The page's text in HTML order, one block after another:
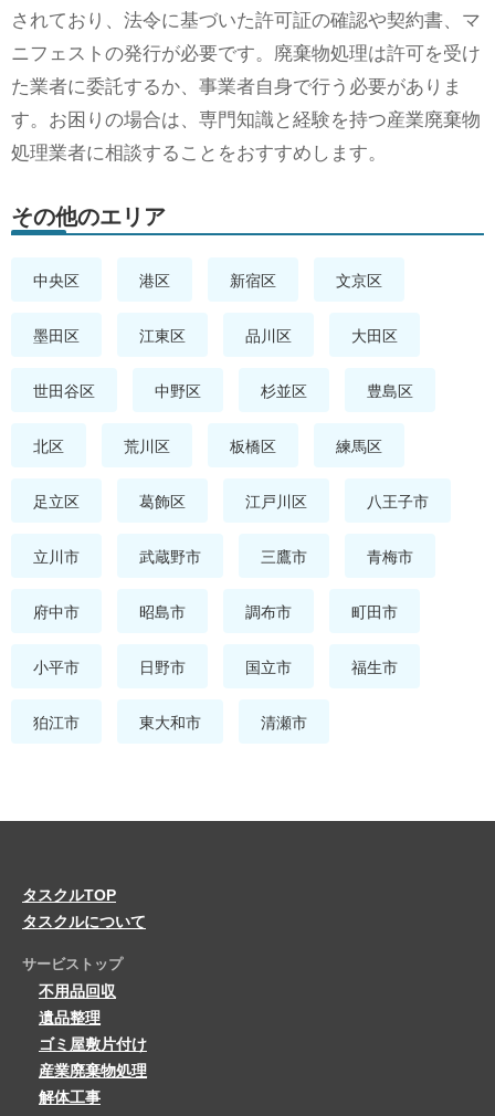
されており、法令に基づいた許可証の確認や契約書、マ
ニフェストの発行が必要です。廃棄物処理は許可を受け
た業者に委託するか、事業者自身で行う必要がありま
す。お困りの場合は、専門知識と経験を持つ産業廃棄物
処理業者に相談することをおすすめします。
その他のエリア
中央区 港区 新宿区 文京区
墨田区 江東区 品川区 大田区
世田谷区 中野区 杉並区 豊島区
北区 荒川区 板橋区 練馬区
足立区 葛飾区 江戸川区 八王子市
立川市 武蔵野市 三鷹市 青梅市
府中市 昭島市 調布市 町田市
小平市 日野市 国立市 福生市
狛江市 東大和市 清瀬市
タスクルTOP
タスクルについて
サービストップ
不用品回収
遺品整理
ゴミ屋敷片付け
産業廃棄物処理
解体工事